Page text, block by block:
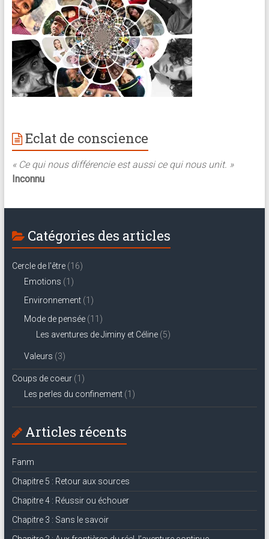
Eclat de conscience
« Ce qui nous différencie est aussi ce qui nous unit. »
Inconnu
Catégories des articles
Cercle de l'être(16)
Emotions (1)
Environnement(1)
Mode de pensée(11)
Les aventures de Jiminy et Céline(5)
Valeurs (3)
Coups de coeur(1)
Les perles du confinement(1)
Articles récents
Fanm
Chapitre 5 : Retour aux sources
Chapitre 4 : Réussir ou échouer
Chapitre 3 : Sans le savoir